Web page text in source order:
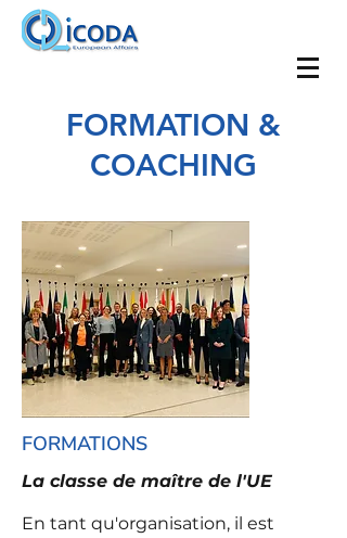
FORMATION &
COACHING
FORMATIONS
La classe de maître de l'UE
En tant qu'organisation, il est